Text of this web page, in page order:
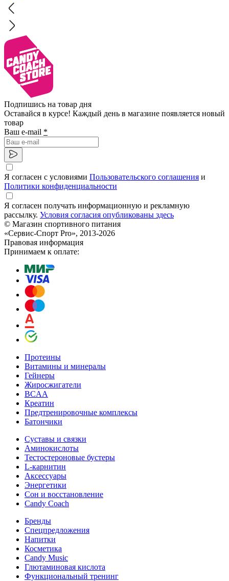
Подпишись на товар дня
Оставайся в курсе! Каждый день в магазине появляется новый
товар
Ваш e-mail *
Я согласен с условиями Пользовательского соглашения и
Политики конфиденциальности
Я согласен получать информационную и рекламную
рассылку. Условия согласия опубликованы здесь
© Магазин спортивного питания
«Сервис-Спорт Pro», 2013-2026
Правовая информация
Принимаем к оплате:
Протеины
Витамины и минералы
Гейнеры
Жиросжигатели
BCAA
Креатин
Предтренировочные комплексы
Батончики
Суставы и связки
Аминокислоты
Тестостероновые бустеры
L-карнитин
Аксессуары
Энергетики
Сон и восстановление
Candy Coach
Бренды
Спецпредложения
Напитки
Косметика
Candy Music
Глютаминовая кислота
Функциональный тренинг